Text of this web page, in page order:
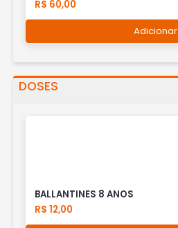
R$ 60,00
Adicionar
DOSES
BALLANTINES 8 ANOS
R$ 12,00